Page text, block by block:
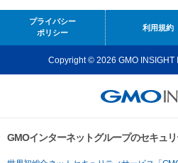
プライバシー
ポリシー
利用規約
Copyright © 2026 GMO INSIGHT
GMOインターネットグループのセキュ